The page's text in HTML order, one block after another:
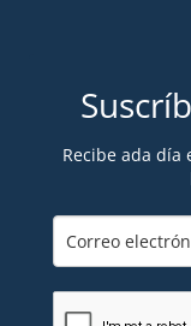
Recibe ada